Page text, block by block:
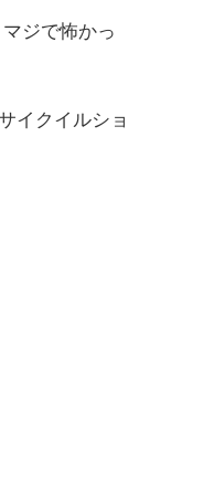
ジで怖かっ
イクイルショ